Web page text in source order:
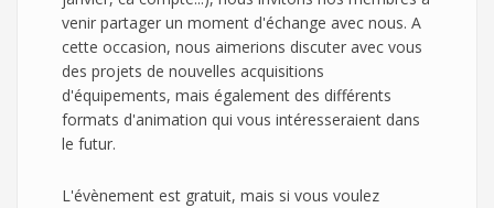
venir partager un moment d'échange avec nous. A
cette occasion, nous aimerions discuter avec vous
des projets de nouvelles acquisitions
d'équipements, mais également des différents
formats d'animation qui vous intéresseraient dans
le futur.
L'évènement est gratuit, mais si vous voulez